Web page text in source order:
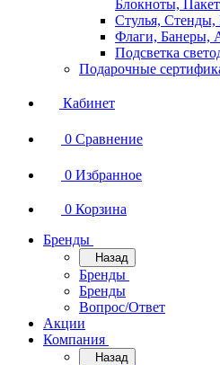
Блокноты,
Стулья,
Флаги, Банеры,
Подсветка
Подарочные
Кабинет
0 Сравнение
0 Избранное
0 Корзина
Бренды
Назад
Бренды
Бренды
Вопрос/Ответ
Акции
Компания
Назад